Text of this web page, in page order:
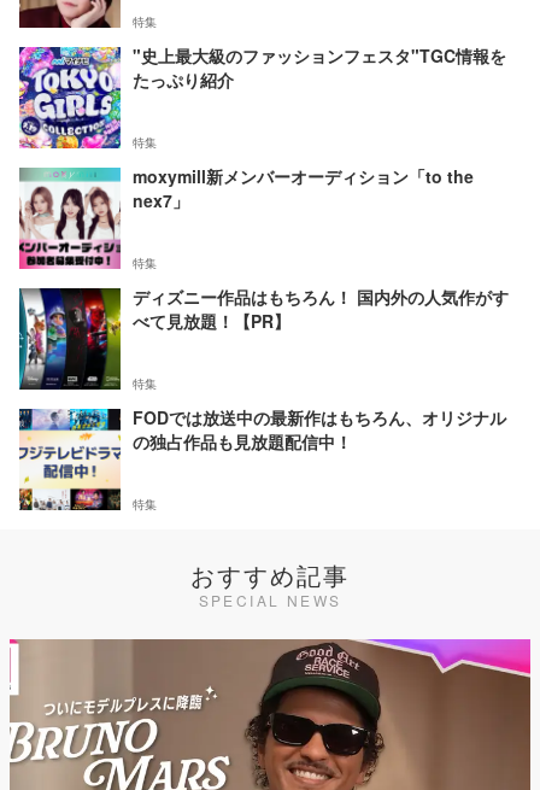
特集
"史上最大級のファッションフェスタ"TGC情報を
たっぷり紹介
特集
moxymill新メンバーオーディション「to the
nex7」
特集
ディズニー作品はもちろん！ 国内外の人気作がす
べて見放題！【PR】
特集
FODでは放送中の最新作はもちろん、オリジナル
の独占作品も見放題配信中！
特集
おすすめ記事
SPECIAL NEWS